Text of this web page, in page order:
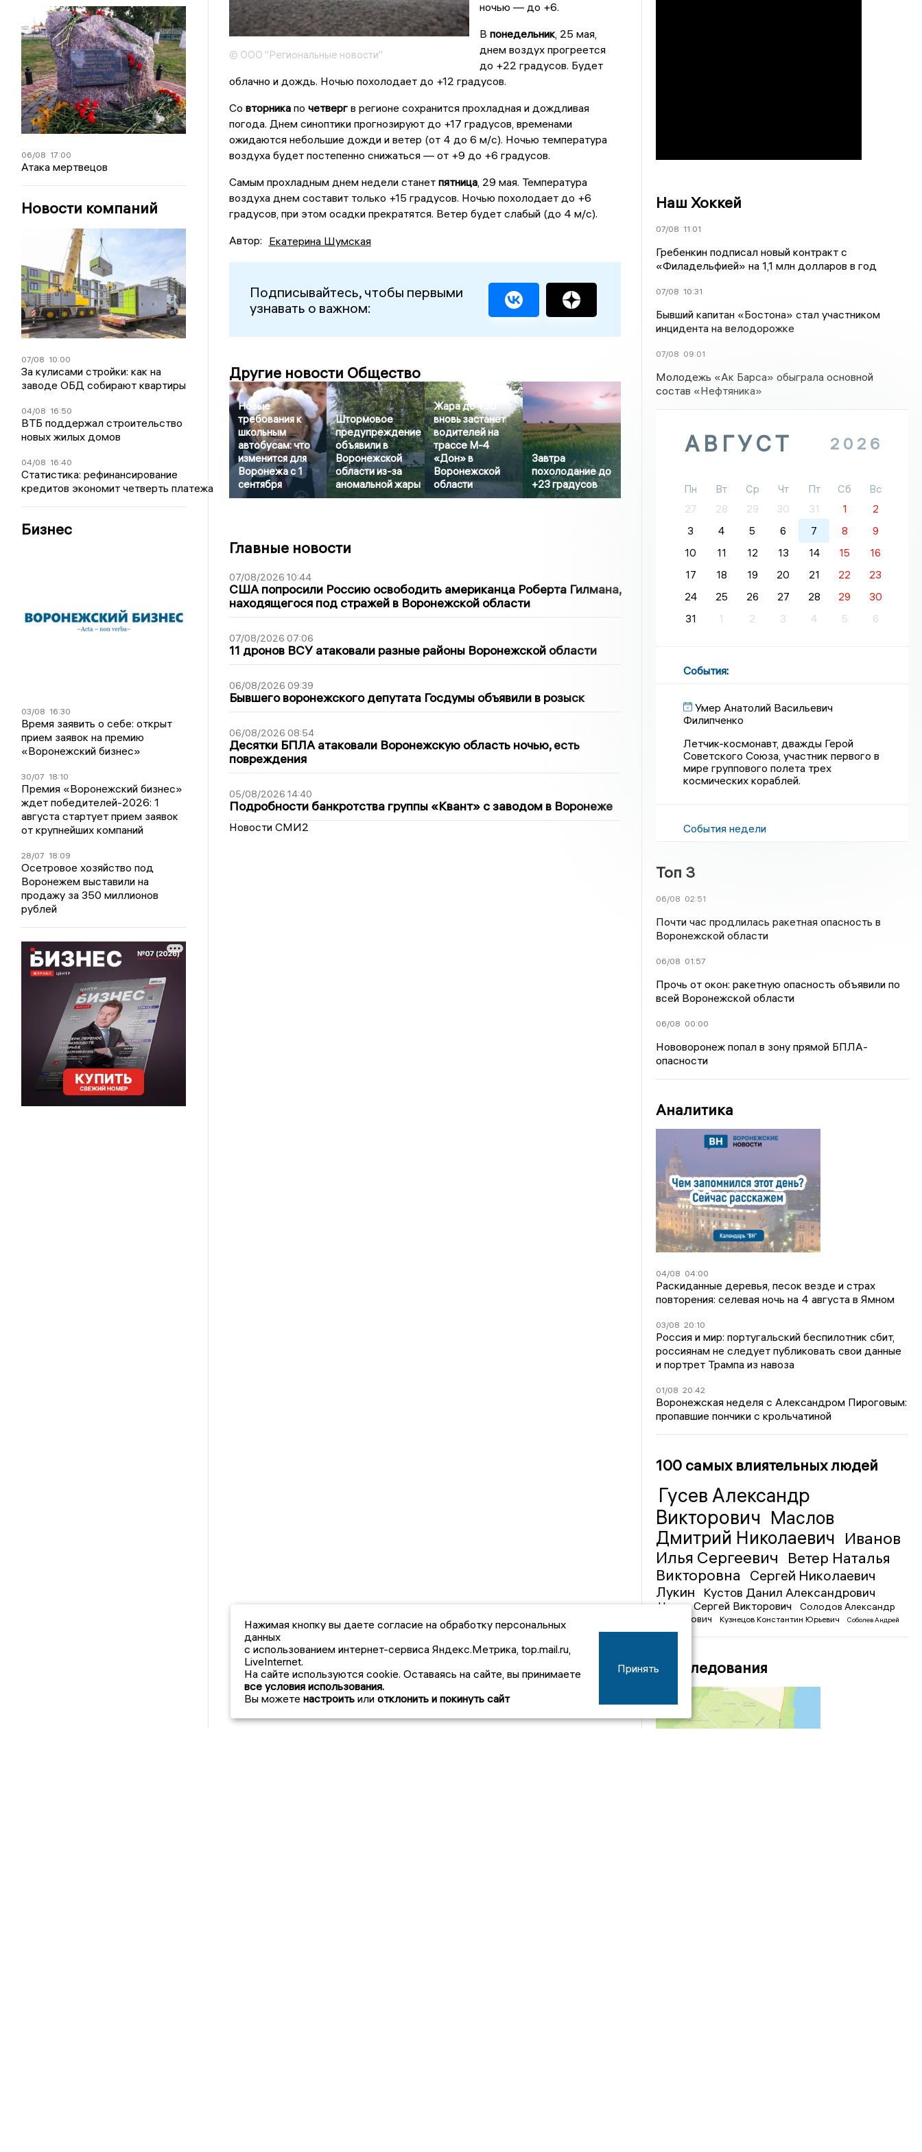
06/08 17:00
Атака мертвецов
Новости компаний
07/08 10:00
За кулисами стройки: как на
заводе ОБД собирают квартиры
04/08 16:50
ВТБ поддержал строительство
новых жилых домов
04/08 16:40
Статистика: рефинансирование
кредитов экономит четверть платежа
Бизнес
03/08 16:30
Время заявить о себе: открыт
прием заявок на премию
«Воронежский бизнес»
30/07 18:10
Премия «Воронежский бизнес»
ждет победителей-2026: 1
августа стартует прием заявок
от крупнейших компаний
28/07 18:09
Осетровое хозяйство под
Воронежем выставили на
продажу за 350 миллионов
рублей
© ООО "Региональные новости"
ночью — до +6.
В понедельник, 25 мая,
днем воздух прогреется
до +22 градусов. Будет
облачно и дождь. Ночью похолодает до +12 градусов.
Со вторникапо четвергв регионе сохранится прохладная и дождливая
погода. Днем синоптики прогнозируют до +17 градусов, временами
ожидаются небольшие дожди и ветер (от 4 до 6 м/с). Ночью температура
воздуха будет постепенно снижаться — от +9 до +6 градусов.
Самым прохладным днем недели станет пятница, 29 мая. Температура
воздуха днем составит только +15 градусов. Ночью похолодает до +6
градусов, при этом осадки прекратятся. Ветер будет слабый (до 4 м/с).
Автор: Екатерина Шумская
Подписывайтесь, чтобы первыми
узнавать о важном:
Другие новости Общество
Новые
требования к
школьным
автобусам: что
изменится для
Воронежа с 1
сентября
Штормовое
предупреждение
объявили в
Воронежской
области из-за
аномальной жары
Жара до +30
вновь застанет
водителей на
трассе М-4
«Дон» в
Воронежской
области
Завтра
похолодание до
+23 градусов
Главные новости
07/08/2026 10:44
США попросили Россию освободить американца Роберта Гилмана,
находящегося под стражей в Воронежской области
07/08/2026 07:06
11 дронов ВСУ атаковали разные районы Воронежской области
06/08/2026 09:39
Бывшего воронежского депутата Госдумы объявили в розыск
06/08/2026 08:54
Десятки БПЛА атаковали Воронежскую область ночью, есть
повреждения
05/08/2026 14:40
Подробности банкротства группы «Квант» с заводом в Воронеже
Новости СМИ2
Наш Хоккей
07/08 11:01
Гребенкин подписал новый контракт с
«Филадельфией» на 1,1 млн долларов в год
07/08 10:31
Бывший капитан «Бостона» стал участником
инцидента на велодорожке
07/08 09:01
Молодежь «Ак Барса» обыграла основной
состав «Нефтяника»
АВГУСТ 2026
Пн Вт Ср Чт Пт Сб
Вс
27
28 29 30 31 1
2
3
4 5 6 7 8
9
10
11 12 13 14 15
16
17
18 19 20 21 22
23
24
25 26 27 28 29
30
31
1 2 3 4 5 6
События:
Умер Анатолий Васильевич
Филипченко
Летчик-космонавт, дважды Герой
Советского Союза, участник первого в
мире группового полета трех
космических кораблей.
События недели
Топ 3
06/08 02:51
Почти час продлилась ракетная опасность в
Воронежской области
06/08 01:57
Прочь от окон: ракетную опасность объявили по
всей Воронежской области
06/08 00:00
Нововоронеж попал в зону прямой БПЛА-
опасности
Аналитика
04/08 04:00
Раскиданные деревья, песок везде и страх
повторения: селевая ночь на 4 августа в Ямном
03/08 20:10
Россия и мир: португальский беспилотник сбит,
россиянам не следует публиковать свои данные
и портрет Трампа из навоза
01/08 20:42
Воронежская неделя с Александром Пироговым:
пропавшие пончики с крольчатиной
100 самых влиятельных людей
Гусев Александр
Викторович Маслов
Дмитрий Николаевич Иванов
Илья Сергеевич
Ветер Наталья
Викторовна
Сергей Николаевич
Лукин
Кустов Данил Александрович
Чижов Сергей Викторович
Солодов Александр
Михайлович
Кузнецов Константин Юрьевич
Соболев Андрей
Иванович
Расследования
Нажимая кнопку вы даете согласие на обработку персональных
данных
с использованием интернет-сервиса Яндекс.Метрика, top.mail.ru,
LiveInternet.
На сайте используются cookie. Оставаясь на сайте, вы принимаете
все условия использования.
Вы можете настроить или отклонить и покинуть сайт
Принять